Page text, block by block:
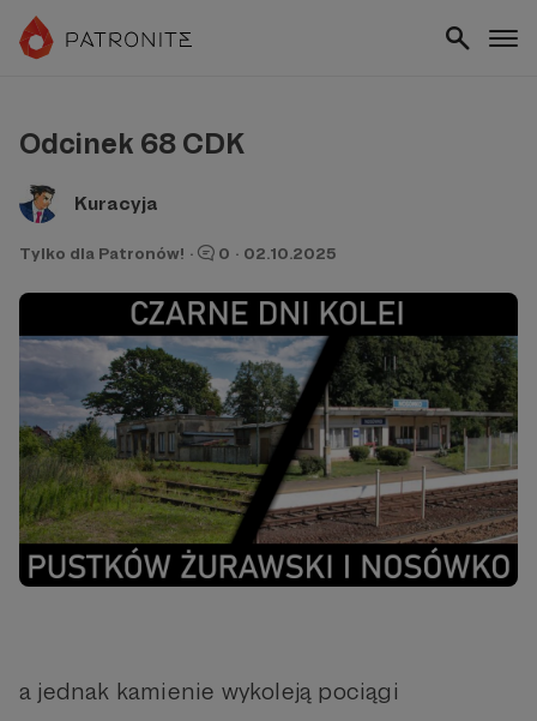
Odcinek 68 CDK
Kuracyja
Tylko dla Patronów! · 0 · 02.10.2025
a jednak kamienie wykoleją pociągi